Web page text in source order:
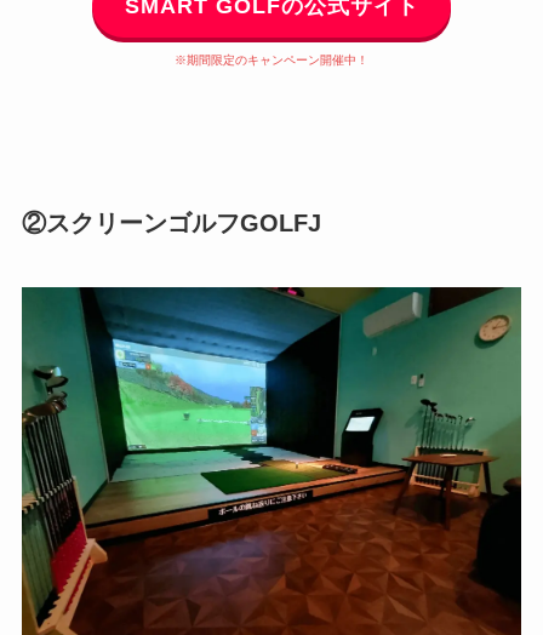
SMART GOLFの公式サイト
※期間限定のキャンペーン開催中！
②スクリーンゴルフGOLFJ